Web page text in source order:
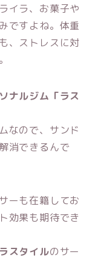
イラ、お菓子や
ですよね。体重
、ストレスに対
ナルジム「ラス
なので、サンド
消できるんで
ーも在籍してお
効果も期待でき
ラスタイルのサー